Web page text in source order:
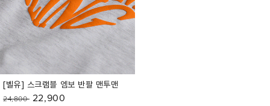
[벨유] 스크램블 엠보 반팔 맨투맨
24,800 22,900